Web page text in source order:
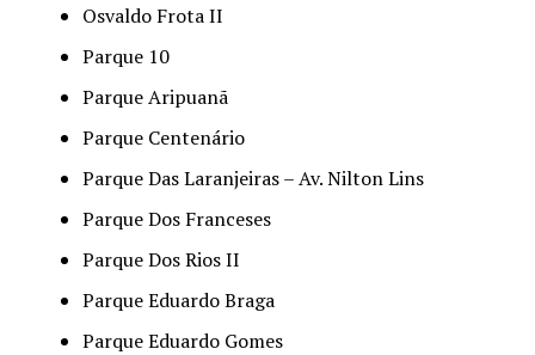
Osvaldo Frota II
Parque 10
Parque Aripuanã
Parque Centenário
Parque Das Laranjeiras – Av. Nilton Lins
Parque Dos Franceses
Parque Dos Rios II
Parque Eduardo Braga
Parque Eduardo Gomes